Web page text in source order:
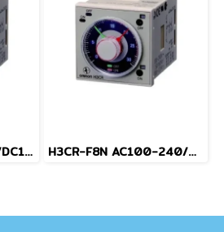
H3CR-F8N AC24-48/DC12-48 H3CR-F8N AC100-240/DC100-125